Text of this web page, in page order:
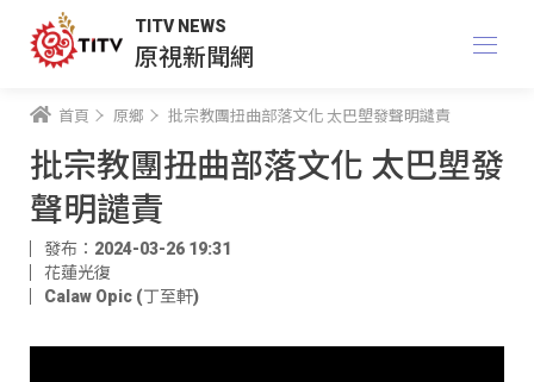
TITV NEWS
原視新聞網
首頁 原鄉 批宗教團扭曲部落文化 太巴塱發聲明譴責
批宗教團扭曲部落文化 太巴塱發
聲明譴責
發布：2024-03-26 19:31
花蓮光復
Calaw Opic (丁至軒)